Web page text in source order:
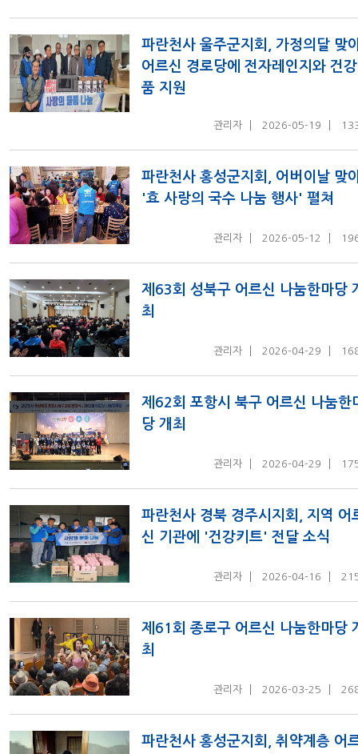
파란천사 울주군지회, 가정의달 맞
어르신 경로당에 전자레인지와 건
품 지원
관리자 2026-05-19
파란천사 홍성군지회, 어버이날 맞
'효 사랑의 국수 나눔 행사' 펼쳐
관리자 2026-05-12
제63회 성북구 어르신 나눔한마당
최
관리자 2026-04-29
제62회 포항시 북구 어르신 나눔한
당 개최
관리자 2026-04-29
파란천사 경북 경주시지회, 지역 어
신 기관에 '건강키트' 전달 소식
관리자 2026-04-16
제61회 종로구 어르신 나눔한마당
최
관리자 2026-03-25
파란천사 홍성군지회, 취약계층 어